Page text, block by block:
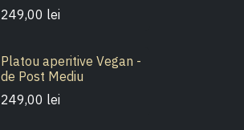
249,00 lei
Platou aperitive Vegan -
de Post Mediu
249,00 lei